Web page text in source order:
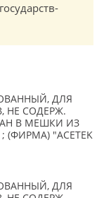
ДЛЯ
НЕ СОДЕРЖ.
В МЕШКИ ИЗ
"ACETEK
ДЛЯ